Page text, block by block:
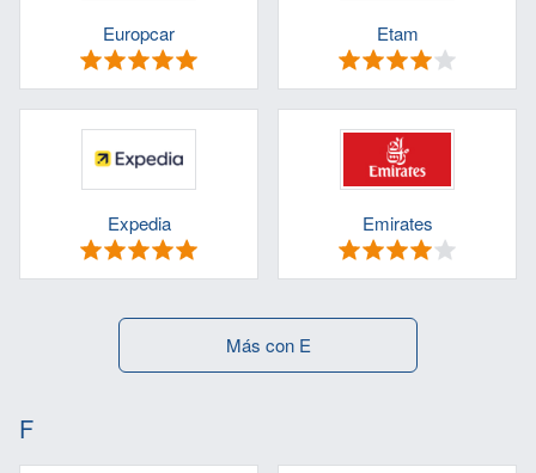
Europcar Etam
Expedia Emirates
Más con E
F